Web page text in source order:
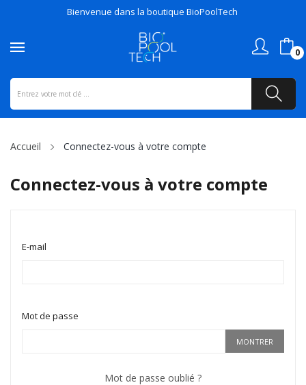
Bienvenue dans la boutique BioPoolTech
0
Accueil Connectez-vous à votre compte
Connectez-vous à votre compte
E-mail
Mot de passe
MONTRER
Mot de passe oublié ?